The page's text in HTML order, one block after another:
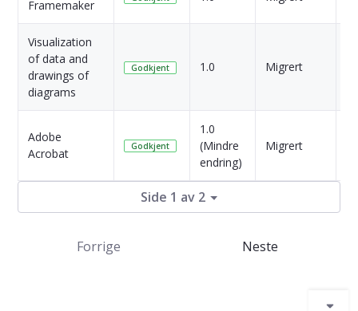
Framemaker
Visualization
of data and
drawings of
diagrams
Godkjent 1.0 Migrert
Adobe
Acrobat
Godkjent
1.0
(Mindre
endring)
Migrert
Side 1 av 2
Forrige Neste